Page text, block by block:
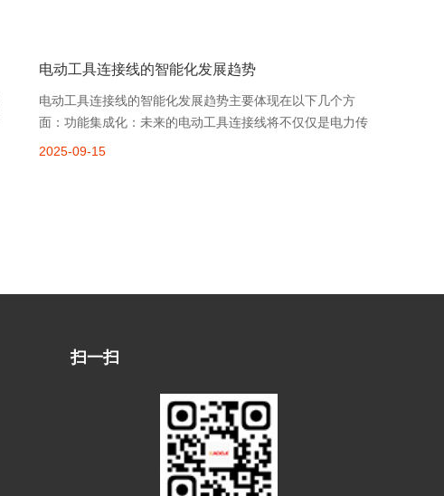
电动工具连接线的智能化发展趋势
电动工具连接线的智能化发展趋势主要体现在以下几个方
面：功能集成化：未来的电动工具连接线将不仅仅是电力传
输的通道，还会集成更多的功能。例如，通过集成传感器和
2025-09-15
扫一扫